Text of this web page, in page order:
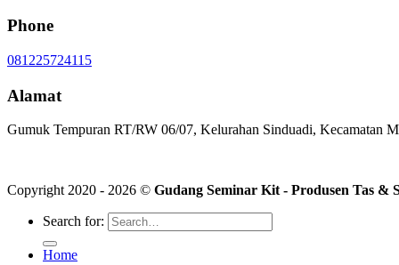
Phone
081225724115
Alamat
Gumuk Tempuran RT/RW 06/07, Kelurahan Sinduadi, Kecamatan
Copyright 2020 - 2026 © Gudang Seminar Kit - Produsen Tas &
Search for:
Home